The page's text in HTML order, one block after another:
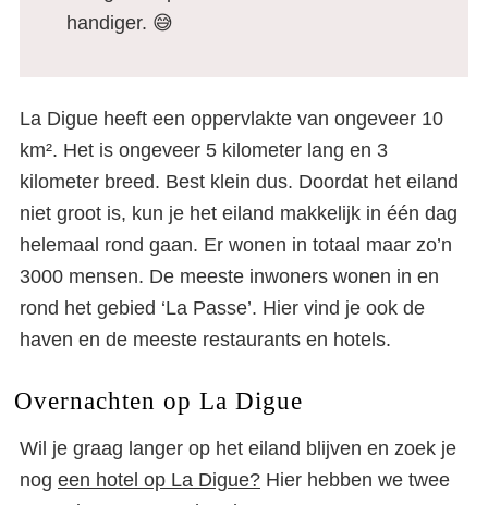
handiger. 😅
La Digue heeft een oppervlakte van ongeveer 10
km². Het is ongeveer 5 kilometer lang en 3
kilometer breed. Best klein dus. Doordat het eiland
niet groot is, kun je het eiland makkelijk in één dag
helemaal rond gaan. Er wonen in totaal maar zo’n
3000 mensen. De meeste inwoners wonen in en
rond het gebied ‘La Passe’. Hier vind je ook de
haven en de meeste restaurants en hotels.
Overnachten op La Digue
Wil je graag langer op het eiland blijven en zoek je
nog een hotel op La Digue? Hier hebben we twee